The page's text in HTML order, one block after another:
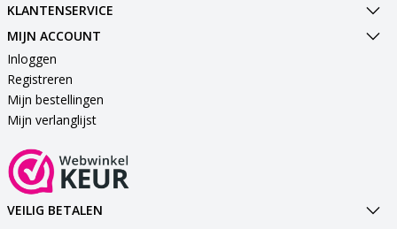
KLANTENSERVICE
MIJN ACCOUNT
Inloggen
Registreren
Mijn bestellingen
Mijn verlanglijst
VEILIG BETALEN